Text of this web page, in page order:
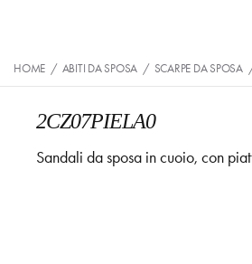
HOME / ABITI DA SPOSA / SCARPE DA SPOSA
2CZ07PIELA0
Sandali da sposa in cuoio, con